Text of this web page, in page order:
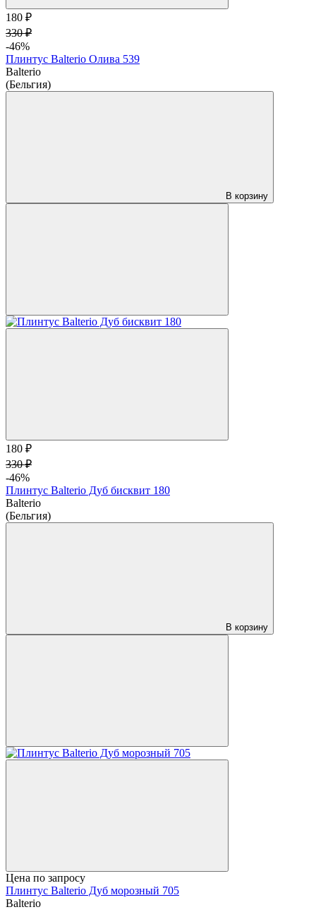
180 ₽
330 ₽
-46%
Плинтус Balterio Олива 539
Balterio
(Бельгия)
В корзину
180 ₽
330 ₽
-46%
Плинтус Balterio Дуб бисквит 180
Balterio
(Бельгия)
В корзину
Цена по запросу
Плинтус Balterio Дуб морозный 705
Balterio